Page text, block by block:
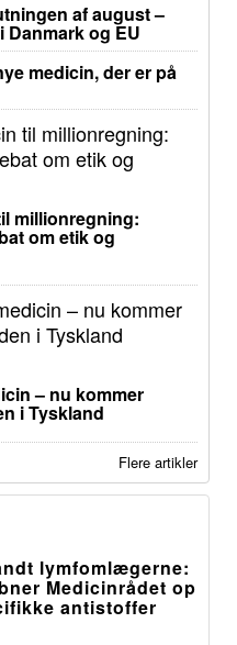
af august –
og EU
medicin, der er på
millionregning:
om etik og
– nu kommer
i Tyskland
Flere artikler
lymfomlægerne:
Medicinrådet op
antistoffer